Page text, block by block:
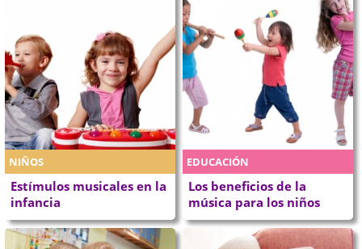
NIÑOS
Estímulos musicales en la
infancia
EDUCACIÓN
Los beneficios de la
música para los niños